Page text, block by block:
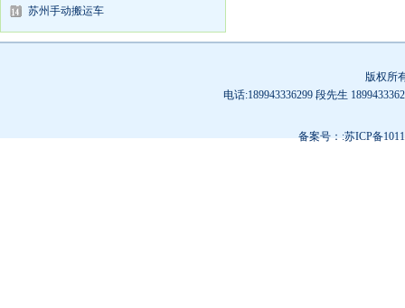
苏州手动搬运车
版权所
电话:189943336299 段先生
备案号：:苏ICP备